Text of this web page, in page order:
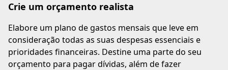
Crie um orçamento realista
Elabore um plano de gastos mensais que leve em
consideração todas as suas despesas essenciais e
prioridades financeiras. Destine uma parte do seu
orçamento para pagar dívidas, além de fazer